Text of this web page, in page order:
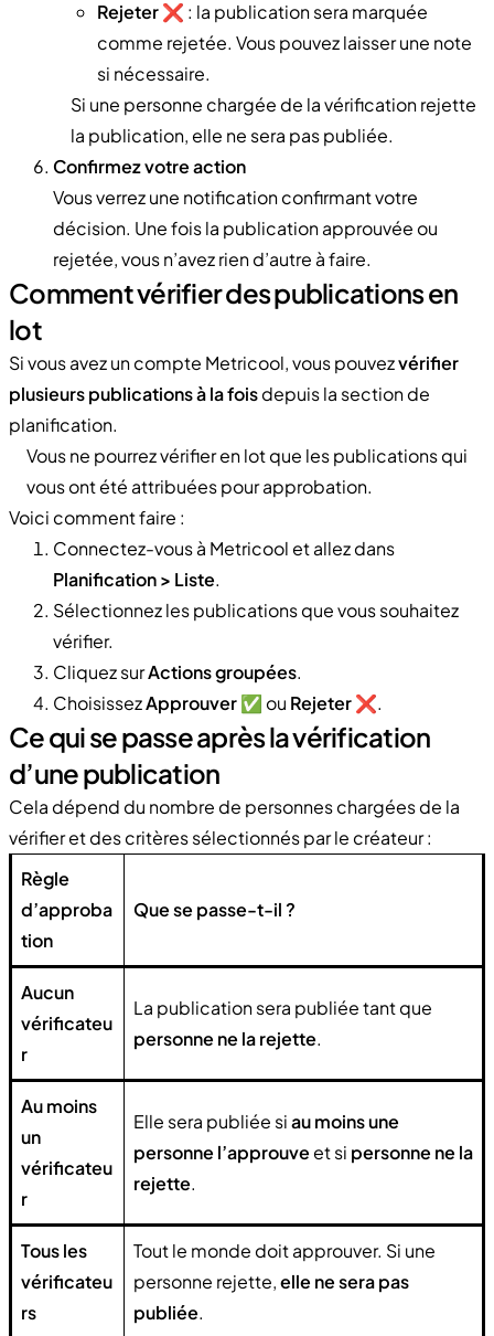
Rejeter❌ : la publication sera marquée
comme rejetée. Vous pouvez laisser une note
si nécessaire.
Si une personne chargée de la vérification rejette
la publication, elle ne sera pas publiée.
Confirmez votre action
Vous verrez une notification confirmant votre
décision. Une fois la publication approuvée ou
rejetée, vous n’avez rien d’autre à faire.
Comment vérifier des publications en
lot
Si vous avez un compte Metricool, vous pouvezvérifier
plusieurs publications à la foisdepuis la section de
planification.
Vous ne pourrez vérifier en lot que les publications qui
vous ont été attribuées pour approbation.
Voici comment faire :
Connectez-vous à Metricool et allez dans
Planification > Liste.
Sélectionnez les publications que vous souhaitez
vérifier.
Cliquez surActions groupées.
ChoisissezApprouver✅ ou Rejeter❌.
Ce qui se passe après la vérification
d’une publication
Cela dépend du nombre de personnes chargées de la
vérifier et des critères sélectionnés par le créateur :
Règle
d’approba
tion
Que se passe-t-il ?
Aucun
vérificateu
r
La publication sera publiée tant que
personne ne la rejette.
Au moins
un
vérificateu
r
Elle sera publiée siau moins une
personne l’approuveet si personne ne la
rejette.
Tous les
vérificateu
rs
Tout le monde doit approuver. Si une
personne rejette,elle ne sera pas
publiée.